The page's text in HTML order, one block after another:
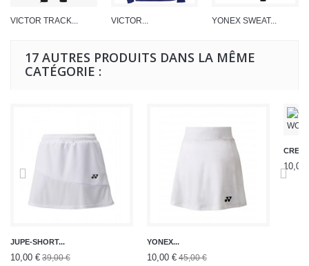
VICTOR TRACK... VICTOR... YONEX SWEAT...
17 AUTRES PRODUITS DANS LA MÊME
CATÉGORIE :
JUPE-SHORT...
10,00 € 39,00 €
YONEX...
10,00 € 45,00 €
CREW
10,00